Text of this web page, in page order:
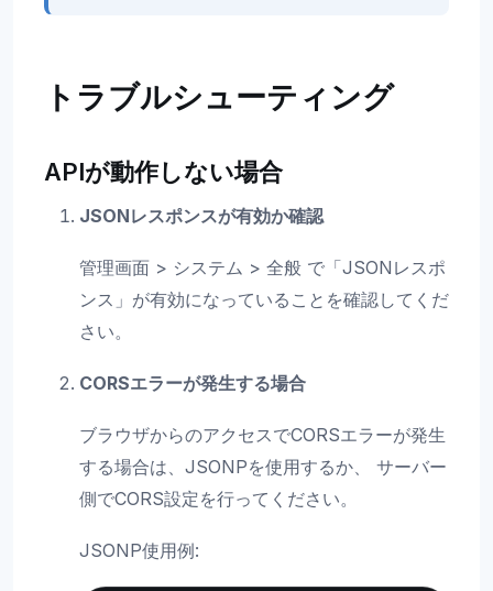
トラブルシューティング
APIが動作しない場合
JSONレスポンスが有効か確認
管理画面 > システム > 全般 で「JSONレスポ
ンス」が有効になっていることを確認してくだ
さい。
CORSエラーが発生する場合
ブラウザからのアクセスでCORSエラーが発生
する場合は、JSONPを使用するか、 サーバー
側でCORS設定を行ってください。
JSONP使用例: